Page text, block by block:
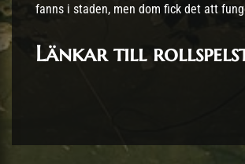
fanns i staden, men dom fick det att
Länkar till